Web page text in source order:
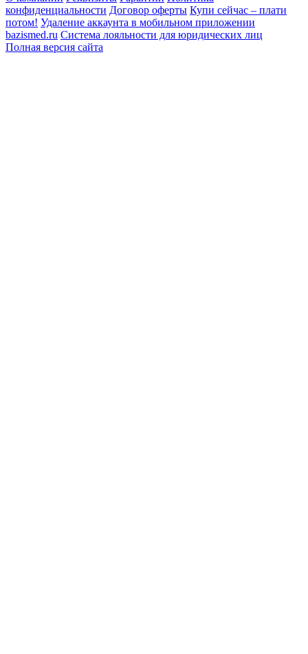
конфиденциальности Договор оферты Купи сейчас – плати
потом! Удаление аккаунта в мобильном приложении
bazismed.ru Система лояльности для юридических лиц
Полная версия сайта